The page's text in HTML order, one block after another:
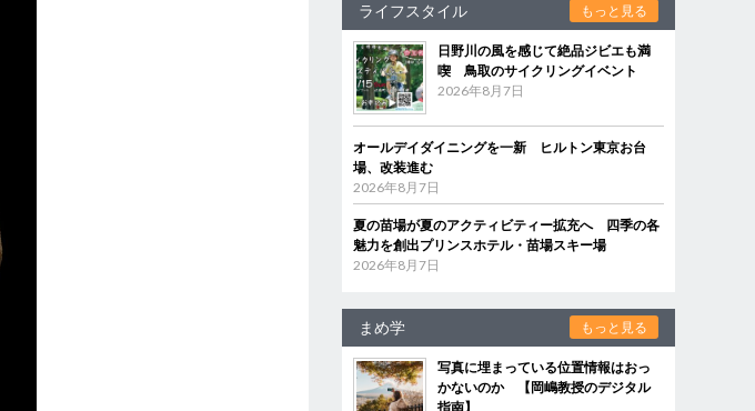
ライフスタイル もっと見る
日野川の風を感じて絶品ジビエも満
喫 鳥取のサイクリングイベント
2026年8月7日
オールデイダイニングを一新 ヒルトン東京お台
場、改装進む
2026年8月7日
夏の苗場が夏のアクティビティー拡充へ 四季の各
魅力を創出プリンスホテル・苗場スキー場
2026年8月7日
まめ学 もっと見る
写真に埋まっている位置情報はおっ
かないのか 【岡嶋教授のデジタル
指南】